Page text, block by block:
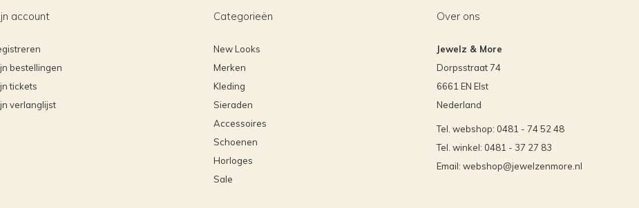
account
bestellingen
tickets
verlanglijst
Categorieën
New Looks
Merken
Kleding
Sieraden
Accessoires
Schoenen
Horloges
Sale
Over ons
Jewelz & More
Dorpsstraat 74
6661 EN Elst
Nederland
Tel. webshop: 0481 - 74 52 48
Tel. winkel: 0481 - 37 27 83
Email: webshop@jewelzenmore.nl